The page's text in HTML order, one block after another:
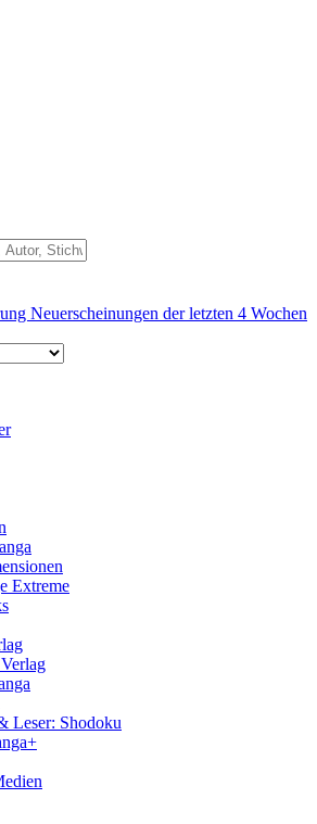
Neuerscheinungen der letzten 4 Wochen
Extreme
Leser: Shodoku